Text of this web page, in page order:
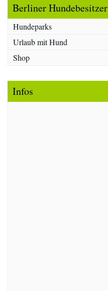
Berliner Hundebesitzer
Hundeparks
Urlaub mit Hund
Shop
Infos